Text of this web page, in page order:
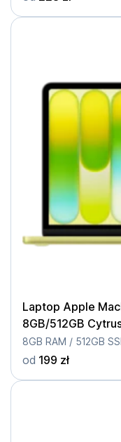
Laptop Apple
8GB/512GB
8GB RAM / 512GB
od 199 zł